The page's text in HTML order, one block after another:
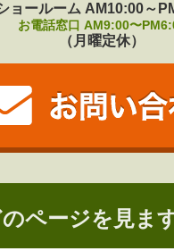
ョールーム AM10:00～
お電話窓口 AM9:00〜
（月曜定休）
のページを見ま